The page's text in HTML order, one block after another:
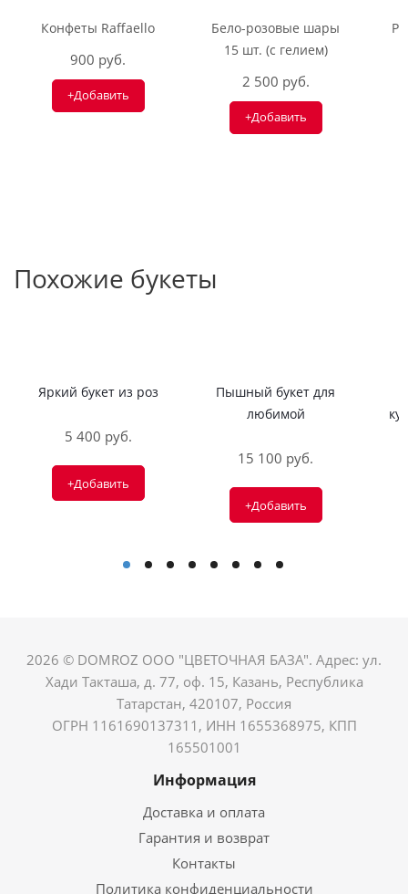
Конфеты Raffaello
900 руб.
+Добавить
Бело-розовые шары
15 шт. (с гелием)
2 500 руб.
+Добавить
Похожие букеты
Яркий букет из роз
5 400 руб.
+Добавить
Пышный букет для
любимой
15 100 руб.
+Добавить
2026 © DOMROZ ООО "ЦВЕТОЧНАЯ БАЗА". Адрес: ул.
Хади Такташа, д. 77, оф. 15, Казань, Республика
Татарстан, 420107, Россия
ОГРН 1161690137311, ИНН 1655368975, КПП
165501001
Информация
Доставка и оплата
Гарантия и возврат
Контакты
Политика конфиденциальности